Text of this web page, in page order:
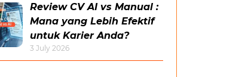
Review CV AI vs Manual :
Mana yang Lebih Efektif
untuk Karier Anda?
3 July 2026